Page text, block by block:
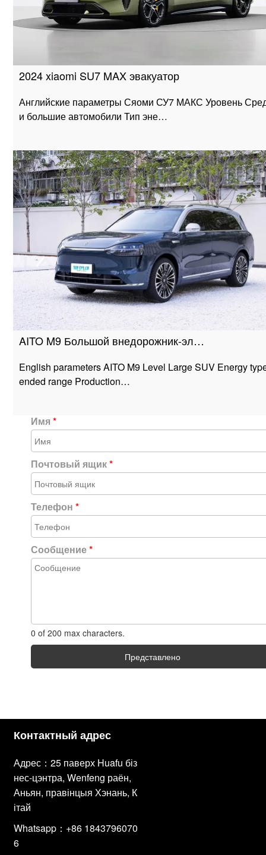
2024 xiaomi SU7 MAX эвакуатор
Английские параметры Сяоми СУ7 МАКС Уровень
и большие автомобили Тип эне…
AITO M9 Большой внедорожник-эл…
English parameters AITO M9 Level Large SUV Energy
ended range Production…
Имя*
Почтовый ящик*
Телефон*
Сообщение*
0 of 200 max characters.
Представлено
Контактный адрес
Адрес：25 паверх Huafu біз
нес-цэнтра, Wenfeng раён,
Аньян, правінцыя Хэнань, К
ітай
Whatsapp：+86 1843796070
6